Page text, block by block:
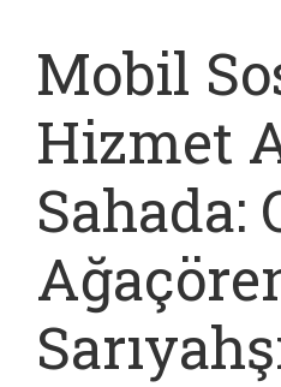
Mobil
Hizmet
Sahada: